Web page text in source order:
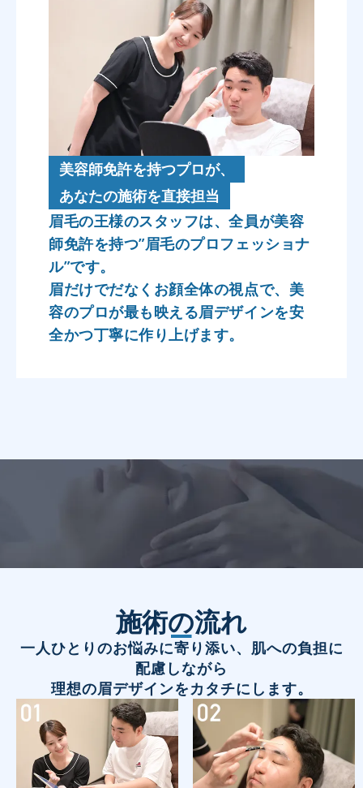
美容師免許を持つプロが、
あなたの施術を直接担当
眉毛の王様のスタッフは、全員が美容
師免許を持つ”眉毛のプロフェッショナ
ル”です。
眉だけでだなくお顔全体の視点で、美
容のプロが最も映える眉デザインを安
全かつ丁寧に作り上げます。
施術の流れ
一人ひとりのお悩みに寄り添い、肌への負担に
配慮しながら
理想の眉デザインをカタチにします。